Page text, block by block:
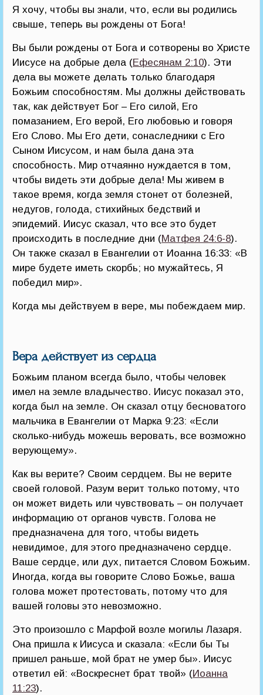
Я хочу, чтобы вы знали, что, если вы родились
свыше, теперь вы рождены от Бога!
Вы были рождены от Бога и сотворены во Христе
Иисусе на добрые дела (Ефесянам 2:10). Эти
дела вы можете делать только благодаря
Божьим способностям. Мы должны действовать
так, как действует Бог – Его силой, Его
помазанием, Его верой, Его любовью и говоря
Его Слово. Мы Его дети, сонаследники с Его
Сыном Иисусом, и нам была дана эта
способность. Мир отчаянно нуждается в том,
чтобы видеть эти добрые дела! Мы живем в
такое время, когда земля стонет от болезней,
недугов, голода, стихийных бедствий и
эпидемий. Иисус сказал, что все это будет
происходить в последние дни (Матфея 24:6-8).
Он также сказал в Евангелии от Иоанна 16:33: «В
мире будете иметь скорбь; но мужайтесь, Я
победил мир».
Когда мы действуем в вере, мы побеждаем мир.
Вера действует из сердца
Божьим планом всегда было, чтобы человек
имел на земле владычество. Иисус показал это,
когда был на земле. Он сказал отцу бесноватого
мальчика в Евангелии от Марка 9:23: «Если
сколько-нибудь можешь веровать, все возможно
верующему».
Как вы верите? Своим сердцем. Вы не верите
своей головой. Разум верит только потому, что
он может видеть или чувствовать – он получает
информацию от органов чувств. Голова не
предназначена для того, чтобы видеть
невидимое, для этого предназначено сердце.
Ваше сердце, или дух, питается Словом Божьим.
Иногда, когда вы говорите Слово Божье, ваша
голова может протестовать, потому что для
вашей головы это невозможно.
Это произошло с Марфой возле могилы Лазаря.
Она пришла к Иисуса и сказала: «Если бы Ты
пришел раньше, мой брат не умер бы». Иисус
ответил ей: «Воскреснет брат твой» (Иоанна
11:23).